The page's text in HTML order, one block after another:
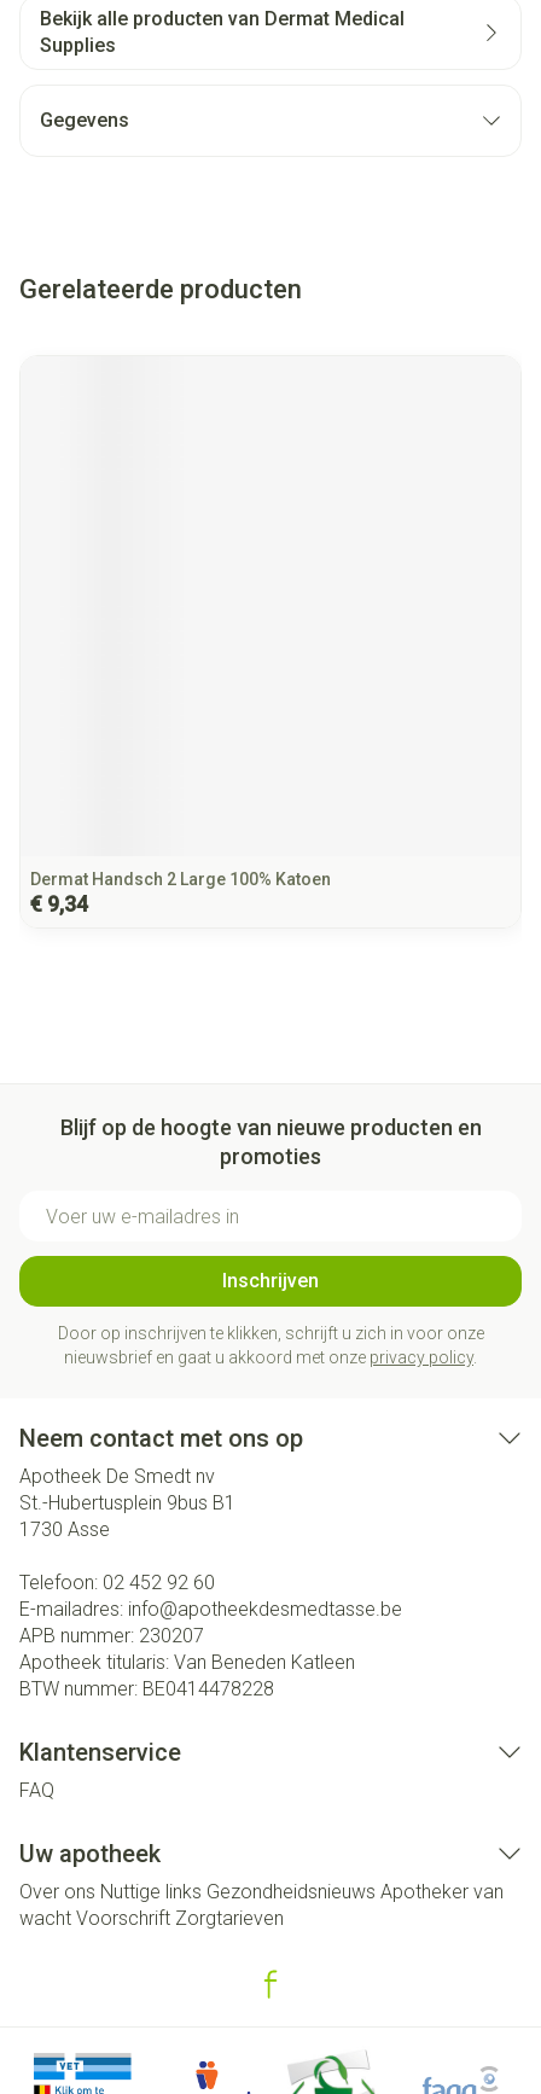
Bekijk alle producten van Dermat Medical
Supplies
Gegevens
Gerelateerde producten
Dermat Handsch 2 Large 100% Katoen
€ 9,34
Blijf op de hoogte van nieuwe producten en
promoties
Inschrijven
Door op inschrijven te klikken, schrijft u zich in voor onze
nieuwsbrief en gaat u akkoord met onze privacy policy.
Neem contact met ons op
Apotheek De Smedt nv
St.-Hubertusplein 9bus B1
1730 Asse
Telefoon: 02 452 92 60
E-mailadres: info@apotheekdesmedtasse.be
APB nummer: 230207
Apotheek titularis: Van Beneden Katleen
BTW nummer: BE0414478228
Klantenservice
FAQ
Uw apotheek
Over ons Nuttige links Gezondheidsnieuws Apotheker van
wacht Voorschrift Zorgtarieven